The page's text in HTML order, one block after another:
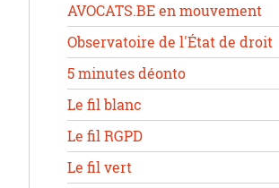
AVOCATS.BE en mouvement
Observatoire de l'État de droit
5 minutes déonto
Le fil blanc
Le fil RGPD
Le fil vert